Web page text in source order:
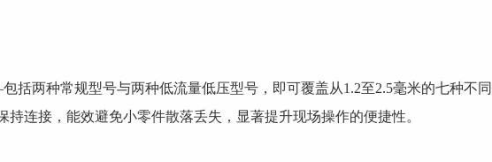
两种常规型号与两种低流量低压型号，即可覆盖从1.2至2.5毫米的七种不
连接，能效避免小零件散落丢失，显著提升现场操作的便捷性。